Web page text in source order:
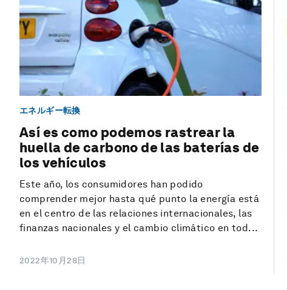
エネルギー転換
Así es como podemos rastrear la
huella de carbono de las baterías de
los vehículos
Este año, los consumidores han podido
comprender mejor hasta qué punto la energía está
en el centro de las relaciones internacionales, las
finanzas nacionales y el cambio climático en tod...
2022年10月28日